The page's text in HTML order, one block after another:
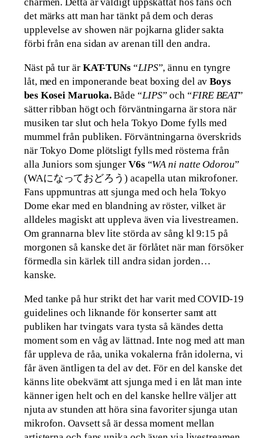
det märks att man har tänkt på dem och deras
upplevelse av showen när pojkarna glider sakta
förbi från ena sidan av arenan till den andra.
Näst på tur är KAT-TUNs “LIPS”, ännu en tyngre
låt, med en imponerande beat boxing del avBoys
bes Kosei Maruoka.Både “LIPS” och “FIRE BEAT”
sätter ribban högt och förväntningarna är stora när
musiken tar slut och hela Tokyo Dome fylls med
mummel från publiken. Förväntningarna överskrids
när Tokyo Dome plötsligt fylls med rösterna från
alla Juniors som sjunger V6s“WA ni natte Odorou”
(WAになっておどろう) acapella utan mikrofoner.
Fans uppmuntras att sjunga med och hela Tokyo
Dome ekar med en blandning av röster, vilket är
alldeles magiskt att uppleva även via livestreamen.
Om grannarna blev lite störda av sång kl 9:15 på
morgonen så kanske det är förlåtet när man försöker
förmedla sin kärlek till andra sidan jorden…
kanske.
Med tanke på hur strikt det har varit med COVID-19
guidelines och liknande för konserter samt att
publiken har tvingats vara tysta så kändes detta
moment som en våg av lättnad. Inte nog med att man
får uppleva de råa, unika vokalerna från idolerna, vi
får även äntligen ta del av det. För en del kanske det
känns lite obekvämt att sjunga med i en låt man inte
känner igen helt och en del kanske hellre väljer att
njuta av stunden att höra sina favoriter sjunga utan
mikrofon. Oavsett så är dessa moment mellan